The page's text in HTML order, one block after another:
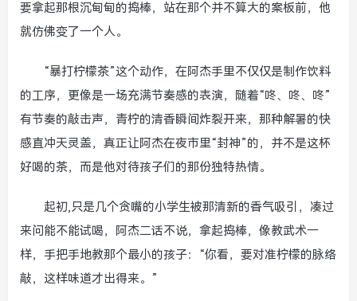
要拿起那根沉甸甸的捣棒，站在那个并不算大的案板前，他
就仿佛变了一个人。
“暴打柠檬茶”这个动作，在阿杰手里不仅仅是制作饮料
的工序，更像是一场充满节奏感的表演，随着“咚、咚、咚”
有节奏的敲击声，青柠的清香瞬间炸裂开来，那种解暑的快
感直冲天灵盖，真正让阿杰在夜市里“封神”的，并不是这杯
好喝的茶，而是他对待孩子们的那份独特热情。
起初,只是几个贪嘴的小学生被那清新的香气吸引，凑过
来问能不能试喝，阿杰二话不说，拿起捣棒，像教武术一
样，手把手地教那个最小的孩子：“你看，要对准柠檬的脉络
敲，这样味道才出得来。”